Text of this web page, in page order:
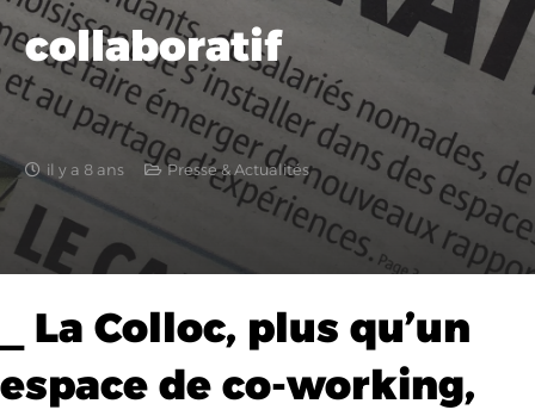
collaboratif
il y a 8 ans Presse & Actualités
_ La Colloc, plus qu’un
espace de co-working,